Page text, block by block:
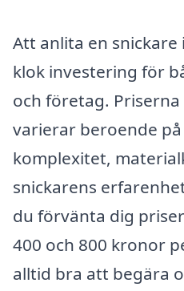
Att anlita en snickare
klok investering för
och företag.
varierar beroende
komplexitet,
snickarens
du förvänta dig
400 och 800 kronor
alltid bra att begära